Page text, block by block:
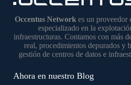
Occentus Network es un proveedor
especializado en la
infraestructuras. Contamos con más
real, procedimientos depurados y
gestión de centros de datos e
Ahora en nuestro Blog